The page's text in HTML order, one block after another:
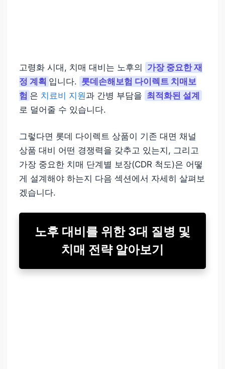
고령화 시대, 치매 대비는 노후의 가장 중요한 재
정 계획 입니다. 롯데손해보험 다이렉트 치매보
험 은 치료비 지원과 간병 부담을 최적화된 설계
로 덜어줄 수 있습니다.
그렇다면 롯데 다이렉트 상품이 기존 대면 채널
상품 대비 어떤 경쟁력을 갖추고 있는지, 그리고
가장 중요한 치매 단계별 보장(CDR 척도)은 어떻
게 설계해야 하는지 다음 섹션에서 자세히 살펴보
겠습니다.
노후 대비를 위한 3대 질병 및
치매 전략 알아보기